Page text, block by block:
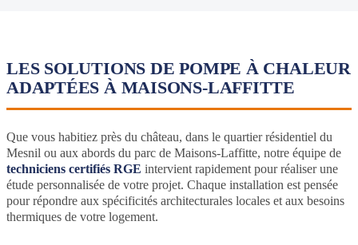
LES SOLUTIONS DE POMPE À CHALEUR
ADAPTÉES À MAISONS-LAFFITTE
Que vous habitiez près du château, dans le quartier résidentiel du
Mesnil ou aux abords du parc de Maisons-Laffitte, notre équipe de
techniciens certifiés RGE intervient rapidement pour réaliser une
étude personnalisée de votre projet. Chaque installation est pensée
pour répondre aux spécificités architecturales locales et aux besoins
thermiques de votre logement.